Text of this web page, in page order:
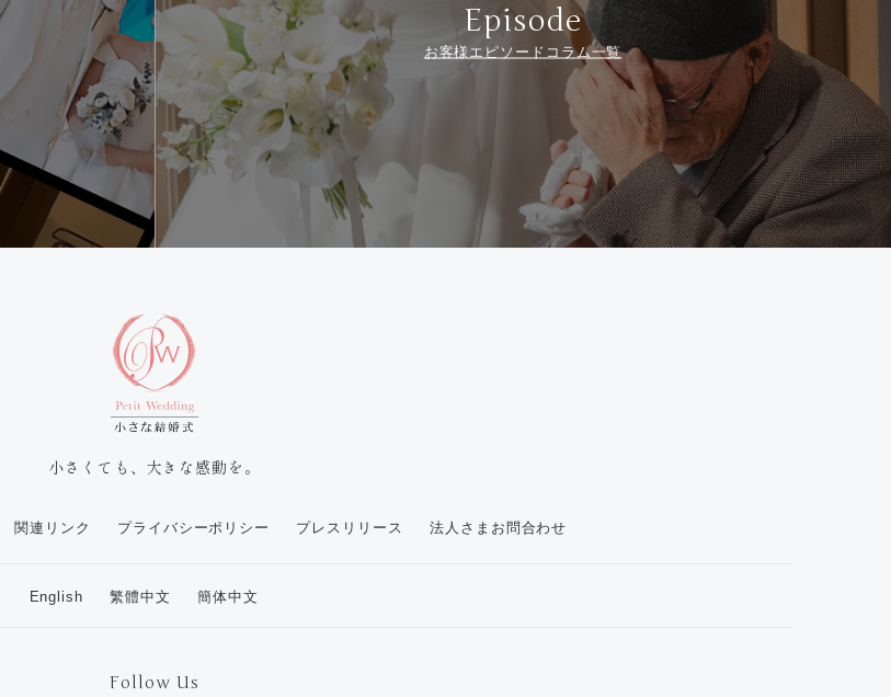
Episode
お客様エピソードコラム一覧
小さくても、大きな感動を。
関連リンク プライバシーポリシー プレスリリース 法人さまお問合わせ
English 繁體中文 簡体中文
Follow Us